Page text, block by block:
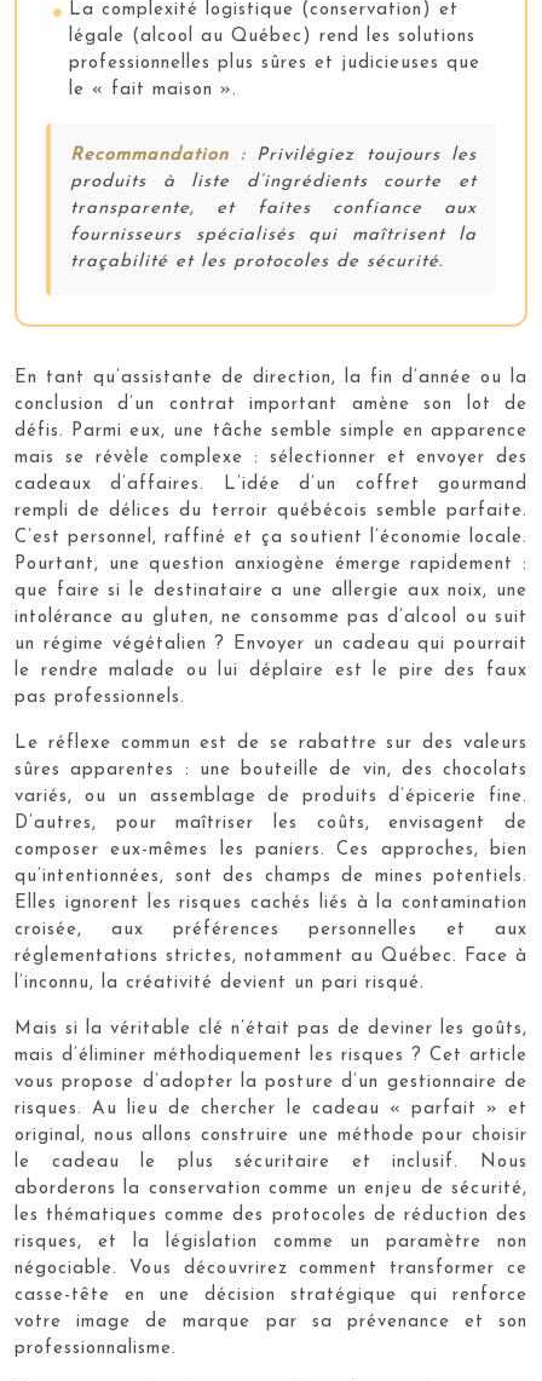
La complexité logistique (conservation) et
légale (alcool au Québec) rend les solutions
professionnelles plus sûres et judicieuses que
le « fait maison ».
Recommandation :Privilégiez toujours les
produits à liste d’ingrédients courte et
transparente, et faites confiance aux
fournisseurs spécialisés qui maîtrisent la
traçabilité et les protocoles de sécurité.
En tant qu’assistante de direction, la fin d’année ou la
conclusion d’un contrat important amène son lot de
défis. Parmi eux, une tâche semble simple en apparence
mais se révèle complexe : sélectionner et envoyer des
cadeaux d’affaires. L’idée d’un coffret gourmand
rempli de délices du terroir québécois semble parfaite.
C’est personnel, raffiné et ça soutient l’économie locale.
Pourtant, une question anxiogène émerge rapidement :
que faire si le destinataire a une allergie aux noix, une
intolérance au gluten, ne consomme pas d’alcool ou suit
un régime végétalien ? Envoyer un cadeau qui pourrait
le rendre malade ou lui déplaire est le pire des faux
pas professionnels.
Le réflexe commun est de se rabattre sur des valeurs
sûres apparentes : une bouteille de vin, des chocolats
variés, ou un assemblage de produits d’épicerie fine.
D’autres, pour maîtriser les coûts, envisagent de
composer eux-mêmes les paniers. Ces approches, bien
qu’intentionnées, sont des champs de mines potentiels.
Elles ignorent les risques cachés liés à la contamination
croisée, aux préférences personnelles et aux
réglementations strictes, notamment au Québec. Face à
l’inconnu, la créativité devient un pari risqué.
Mais si la véritable clé n’était pas de deviner les goûts,
mais d’éliminer méthodiquement les risques ? Cet article
vous propose d’adopter la posture d’un gestionnaire de
risques. Au lieu de chercher le cadeau « parfait » et
original, nous allons construire une méthode pour choisir
le cadeau le plus sécuritaire et inclusif. Nous
aborderons la conservation comme un enjeu de sécurité,
les thématiques comme des protocoles de réduction des
risques, et la législation comme un paramètre non
négociable. Vous découvrirez comment transformer ce
casse-tête en une décision stratégique qui renforce
votre image de marque par sa prévenance et son
professionnalisme.